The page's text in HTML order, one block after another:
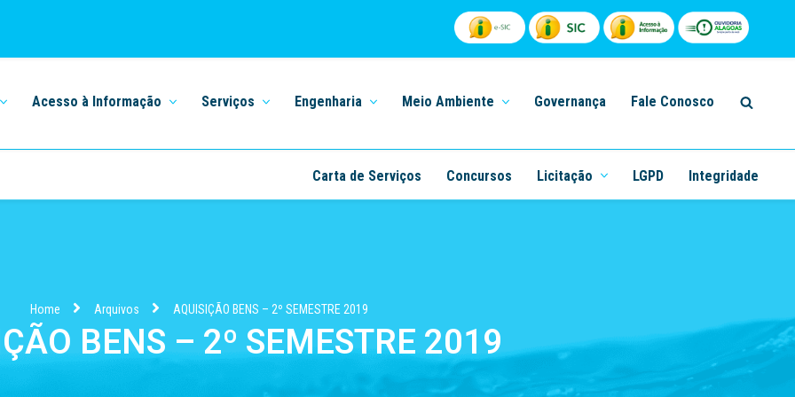
Acesso à Informação Serviços Engenharia Meio Ambiente Governança Fale Conosco
Carta de Serviços Concursos Licitação LGPD Integridade
Home Arquivos AQUISIÇÃO BENS – 2º SEMESTRE 2019
BENS – 2º SEMESTRE 2019